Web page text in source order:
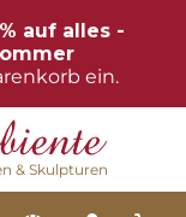
auf alles -
ein.
& Skulpturen